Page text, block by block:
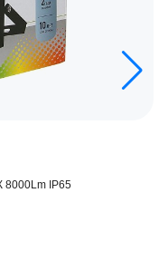
8000Lm IP65